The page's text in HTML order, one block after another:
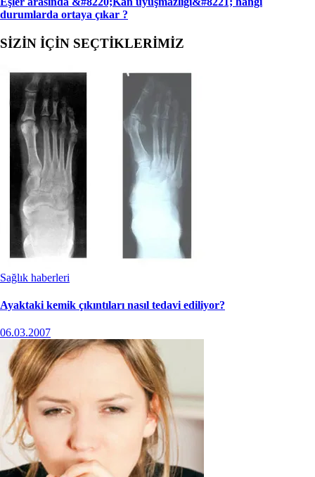
durumlarda ortaya çıkar ?
SİZİN İÇİN SEÇTİKLERİMİZ
Sağlık haberleri
Ayaktaki kemik çıkıntıları nasıl tedavi ediliyor?
06.03.2007